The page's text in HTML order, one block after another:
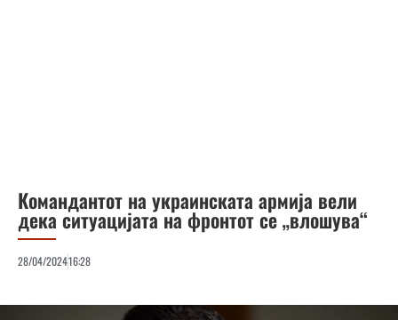
Командантот на украинската армија вели
дека ситуацијата на фронтот се „влошува“
28/04/202416:28